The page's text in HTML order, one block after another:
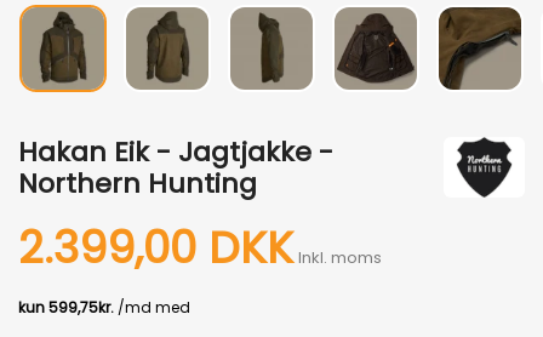
Hakan Eik - Jagtjakke -
Northern Hunting
2.399,00 DKK Inkl. moms